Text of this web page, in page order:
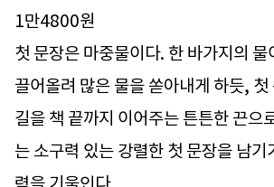
1만4800원
첫 문장은 마중물이다. 한 바가지의
끌어올려 많은 물을 쏟아내게 하듯,
길을 책 끝까지 이어주는 튼튼한 끈으
는 소구력 있는 강렬한 첫 문장을 남기